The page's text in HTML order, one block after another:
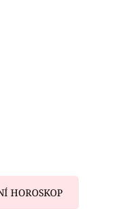
HOROSKOP